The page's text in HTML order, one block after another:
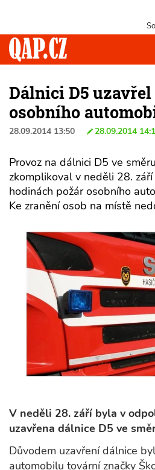
Dálnici D5
osobního
28.09.2014 13:50 28.09.2014
Provoz na dálnici D5 ve
zkomplikoval v neděli 28.
hodinách požár osobního
Ke zranění osob na místě
V neděli 28. září byla v
uzavřena dálnice D5 ve
Důvodem uzavření dálnice
automobilu tovární značky